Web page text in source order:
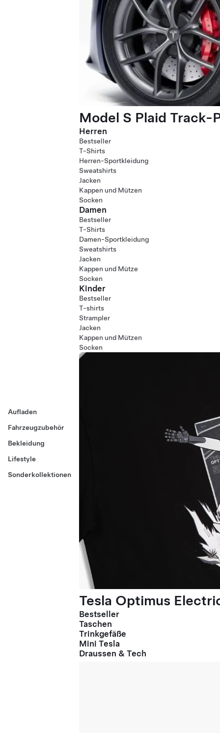
Aufladen
Fahrzeugzubehör
Bekleidung
Lifestyle
Sonderkollektionen
Model S Plaid Track-
Herren
Bestseller
T-Shirts
Herren-Sportkleidung
Sweatshirts
Jacken
Kappen und Mützen
Socken
Damen
Bestseller
T-Shirts
Damen-Sportkleidung
Sweatshirts
Jacken
Kappen und Mütze
Socken
Kinder
Bestseller
T-shirts
Strampler
Jacken
Kappen und Mützen
Socken
Tesla Optimus
Bestseller
Taschen
Trinkgefäße
Mini Tesla
Draussen & Tech